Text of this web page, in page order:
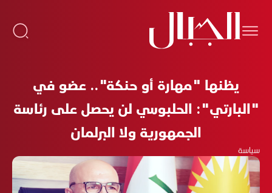
يظنها "مهارة أو حنكة".. عضو في
"البارتي": الحلبوسي لن يحصل على رئاسة
الجمهورية ولا البرلمان
سياسة